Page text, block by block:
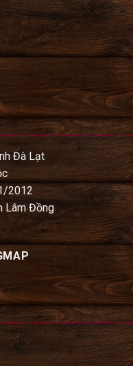
Đà Lạt
2012
Lâm Đồng